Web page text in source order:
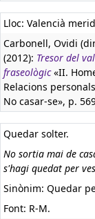
Lloc: Valencià
Carbonell, Ovidi
(2012): Tresor del
fraseològic«II.
Relacions
No casar-se», p.
Quedar solter.
No sortia mai de
s'hagi quedat per
Sinònim: Quedar
Font: R-M.